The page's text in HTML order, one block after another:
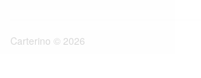
Carterino © 2026